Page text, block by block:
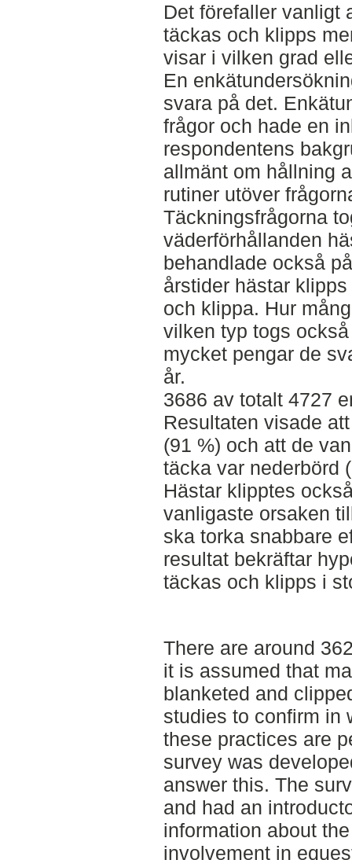
Det förefaller vanligt
täckas och klipps
visar i vilken grad
En
svara på det.
frågor och hade en
respondentens
allmänt om hållning
rutiner utöver
Täckningsfrågorna
väderförhållanden
behandlade också
årstider hästar
och klippa. Hur
vilken typ togs
mycket pengar de
år.
3686 av totalt 4727
Resultaten visade
(91 %) och att de
täcka var nederbörd
Hästar klipptes
vanligaste orsaken
ska torka snabbare
resultat bekräftar
täckas och klipps i
There are around
it is assumed that
blanketed and
studies to confirm in
these practices are
survey was
answer this. The
and had an
information about
involvement in